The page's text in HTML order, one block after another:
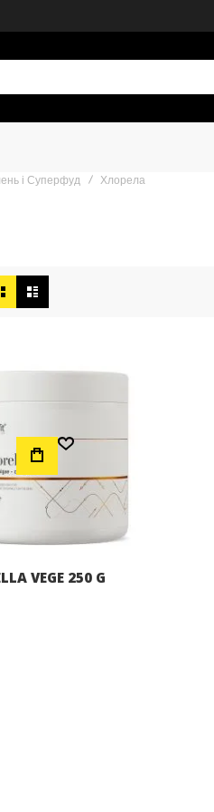
і Суперфуд Хлорела
Додати до Списку Бажань
VEGE 250 G